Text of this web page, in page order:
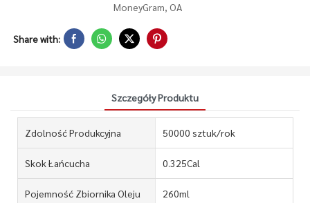
MoneyGram, OA
Share with:
Szczegóły Produktu
Zdolność Produkcyjna 50000 sztuk/rok
Skok Łańcucha 0.325Cal
Pojemność Zbiornika Oleju 260ml